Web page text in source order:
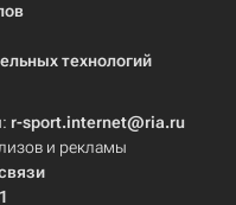
технологий
r-sport.internet@ria.ru
и рекламы